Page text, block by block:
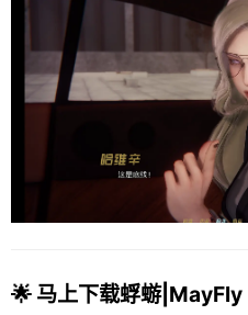
🌟 马上下载蜉蝣|MayFly